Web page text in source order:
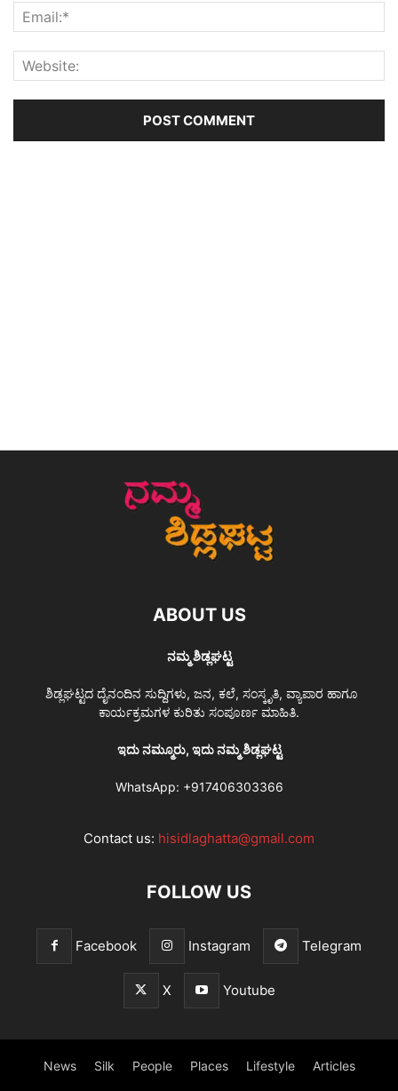
ABOUT US
ನಮ್ಮ ಶಿಡ್ಲಘಟ್ಟ
ಶಿಡ್ಲಘಟ್ಟದ ದೈನಂದಿನ ಸುದ್ದಿಗಳು, ಜನ, ಕಲೆ, ಸಂಸ್ಕೃತಿ, ವ್ಯಾಪಾರ ಹಾಗೂ
ಕಾರ್ಯಕ್ರಮಗಳ ಕುರಿತು ಸಂಪೂರ್ಣ ಮಾಹಿತಿ.
ಇದು ನಮ್ಮೂರು, ಇದು ನಮ್ಮ ಶಿಡ್ಲಘಟ್ಟ
WhatsApp: +917406303366
Contact us: hisidlaghatta@gmail.com
FOLLOW US
Facebook Instagram Telegram
X Youtube
News Silk People Places Lifestyle Articles